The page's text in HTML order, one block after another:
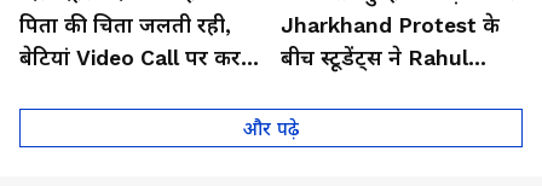
पिता की चिता जलती रही,
बेटियां Video Call पर करती
Jharkhand Protest के
बीच स्टूडेंट्स ने Rahul
डिमांड!
और पढ़े